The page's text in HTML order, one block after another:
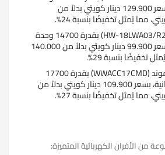
حرارية بريطانية، بسعر 129.900 دينار كويتي بدلاً من
مكيف هاير (HW-18LWA03/R2(T3)) بقدرة 14700 وحدة
حرارية بريطانية، بسعر 99.900 دينار كويتي بدلاً من 140.000
تخفيضًا بنسبة 29%.
مكيف ونسـا دايموند (WWACC17CMD) بقدرة 17700
وحدة حرارية بريطانية، بسعر 109.900 دينار كويتي بدلاً من
من الأفران الكهربائية المتميزة: